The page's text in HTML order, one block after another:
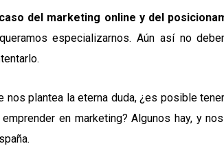
del marketing online y del
especializarnos. Aún así no
nos plantea la eterna duda, ¿es posible
en marketing? Algunos hay, y